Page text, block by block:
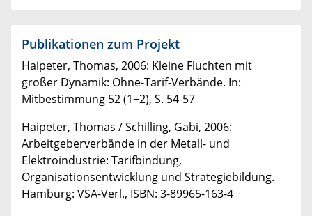
Publikationen zum Projekt
Haipeter, Thomas, 2006: Kleine Fluchten mit
großer Dynamik: Ohne-Tarif-Verbände. In:
Mitbestimmung 52 (1+2), S. 54-57
Haipeter, Thomas / Schilling, Gabi, 2006:
Arbeitgeberverbände in der Metall- und
Elektroindustrie: Tarifbindung,
Organisationsentwicklung und Strategiebildung.
Hamburg: VSA-Verl., ISBN: 3-89965-163-4